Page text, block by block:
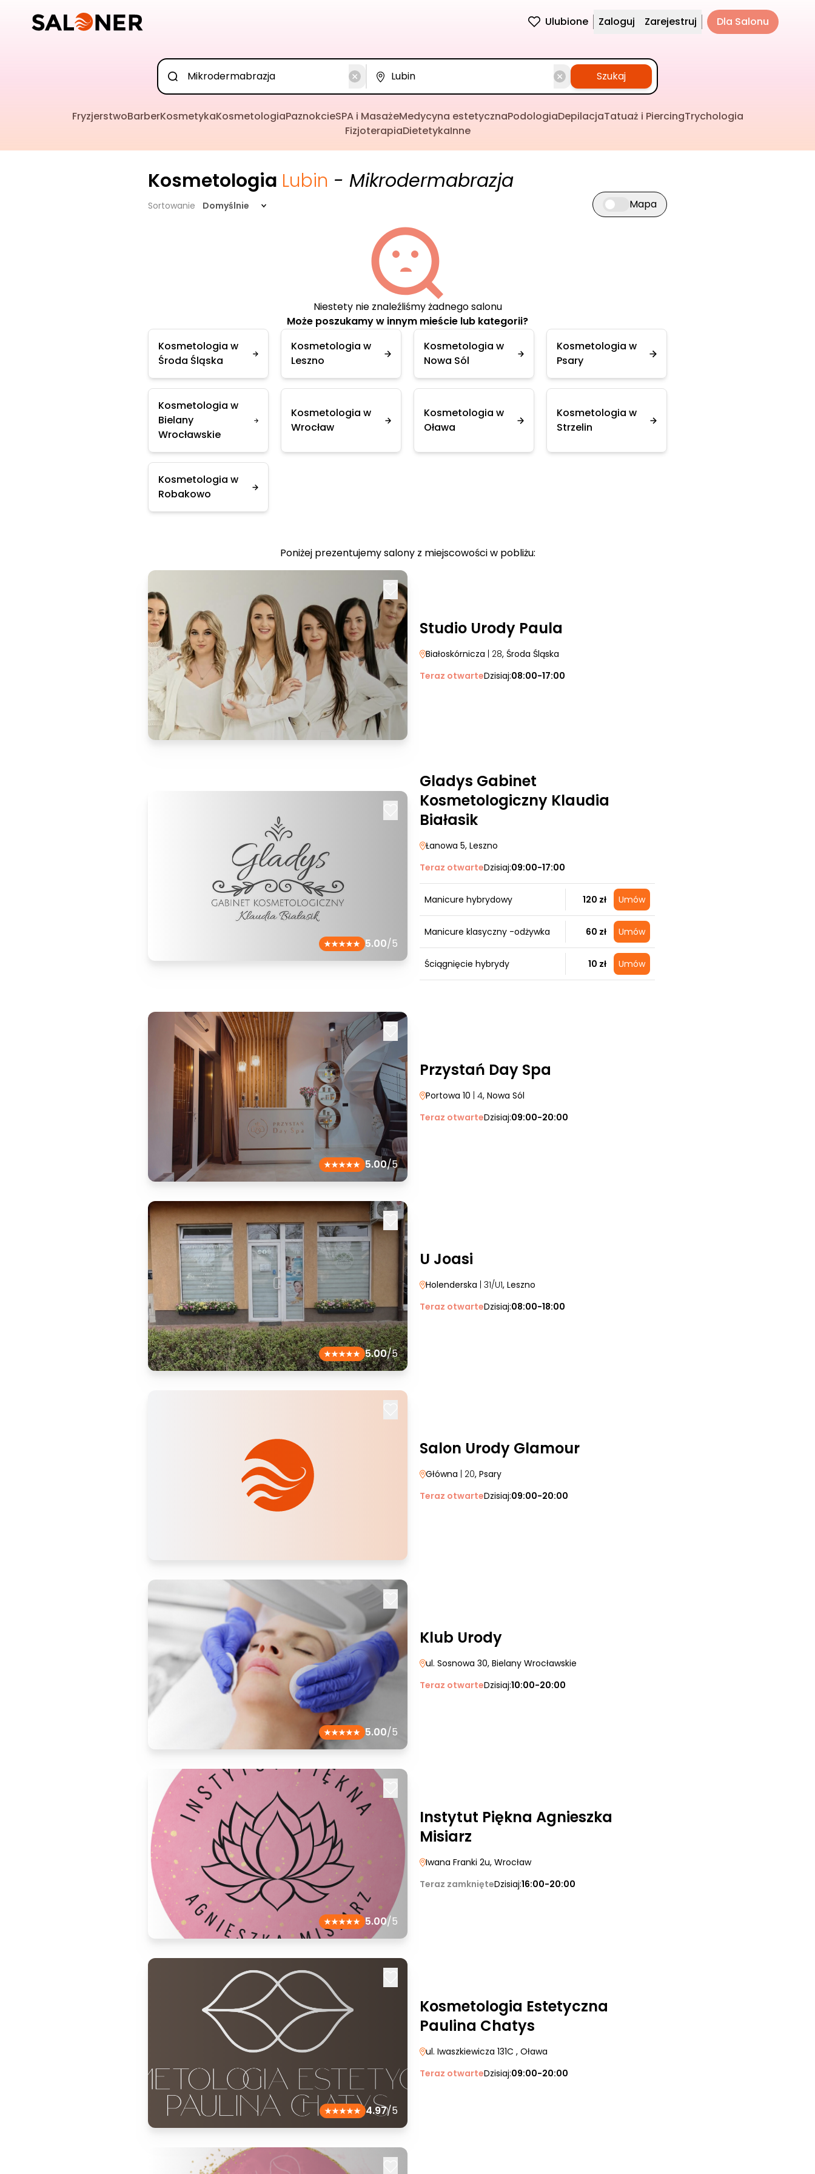
Ulubione Zaloguj Zarejestruj Dla Salonu
Szukaj
FryzjerstwoBarberKosmetykaKosmetologiaPaznokcieSPA i MasażeMedycyna estetycznaPodologiaDepilacjaTatuaż i PiercingTrychologia
FizjoterapiaDietetykaInne
Kosmetologia Lubin - Mikrodermabrazja
Sortowanie Domyślnie Przełącz widok mapy
Mapa
Niestety nie znaleźliśmy żadnego salonu
Może poszukamy w innym mieście lub kategorii?
Kosmetologia w
Środa Śląska
Kosmetologia w
Leszno
Kosmetologia w
Nowa Sól
Kosmetologia w
Psary
Kosmetologia w
Bielany
Wrocławskie
Kosmetologia w
Wrocław
Kosmetologia w
Oława
Kosmetologia w
Strzelin
Kosmetologia w
Robakowo
Poniżej prezentujemy salony z miejscowości w pobliżu:
Studio Urody Paula
Białoskórnicza | 28, Środa Śląska
Teraz otwarteDzisiaj:08:00-17:00
5.00/5
Gladys Gabinet
Kosmetologiczny Klaudia
Białasik
Łanowa 5, Leszno
Teraz otwarteDzisiaj:09:00-17:00
Manicure hybrydowy 120 zł Umów
Manicure klasyczny -odżywka 60 zł Umów
Ściągnięcie hybrydy 10 zł Umów
5.00/5
Przystań Day Spa
Portowa 10 | 4, Nowa Sól
Teraz otwarteDzisiaj:09:00-20:00
5.00/5
U Joasi
Holenderska | 31/U1, Leszno
Teraz otwarteDzisiaj:08:00-18:00
Salon Urody Glamour
Główna | 20, Psary
Teraz otwarteDzisiaj:09:00-20:00
5.00/5
Klub Urody
ul. Sosnowa 30, Bielany Wrocławskie
Teraz otwarteDzisiaj:10:00-20:00
5.00/5
Instytut Piękna Agnieszka
Misiarz
Iwana Franki 2u, Wrocław
Teraz zamknięteDzisiaj:16:00-20:00
4.97/5
Kosmetologia Estetyczna
Paulina Chatys
ul. Iwaszkiewicza 131C , Oława
Teraz otwarteDzisiaj:09:00-20:00